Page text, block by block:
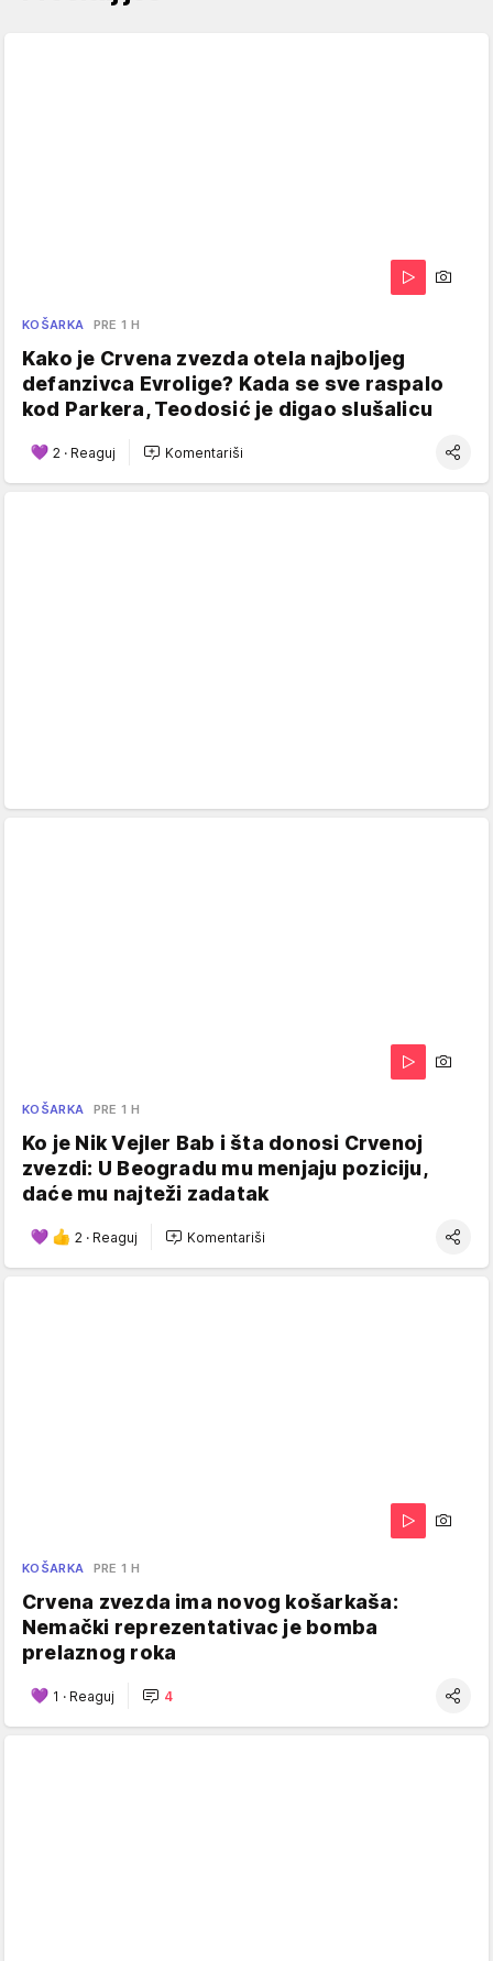
KOŠARKA PRE 1 H
Kako je Crvena zvezda otela najboljeg
defanzivca Evrolige? Kada se sve raspalo
kod Parkera, Teodosić je digao slušalicu
2 · Reaguj Komentariši
KOŠARKA PRE 1 H
Ko je Nik Vejler Bab i šta donosi Crvenoj
zvezdi: U Beogradu mu menjaju poziciju,
daće mu najteži zadatak
2 · Reaguj Komentariši
KOŠARKA PRE 1 H
Crvena zvezda ima novog košarkaša:
Nemački reprezentativac je bomba
prelaznog roka
1 · Reaguj 4